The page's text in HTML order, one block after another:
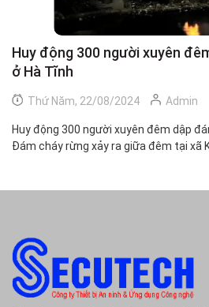
Huy động 300 người xuyên
ở Hà Tĩnh
Thứ Năm, 22/08/2024 Admin
Huy động 300 người xuyên đêm dập
Đám cháy rừng xảy ra giữa đêm tại xã